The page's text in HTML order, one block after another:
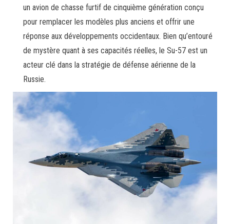
un avion de chasse furtif de cinquième génération conçu
pour remplacer les modèles plus anciens et offrir une
réponse aux développements occidentaux. Bien qu’entouré
de mystère quant à ses capacités réelles, le Su-57 est un
acteur clé dans la stratégie de défense aérienne de la
Russie.